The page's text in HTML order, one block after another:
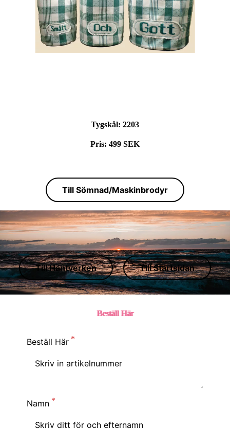
Tygskål: 2203
Pris: 499 SEK
Till Sömnad/Maskinbrodyr
Till Hantverken Till Startsidan
Beställ Här
Beställ Här
Namn